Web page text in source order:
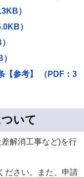
）
）
【参考】 （PDF：3
いて
解消工事など)を行
ださい。また、申請